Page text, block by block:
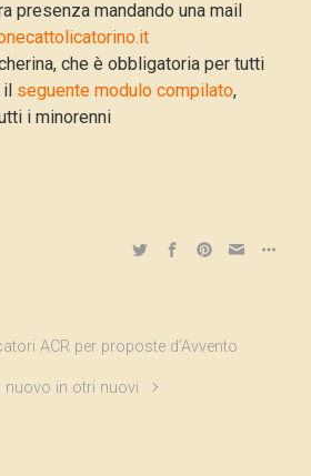
presenza mandando una mail
che è obbligatoria per tutti
il seguente modulo compilato,
i minorenni
ACR per proposte d’Avvento
nuovo in otri nuovi